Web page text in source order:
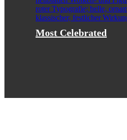
Most Celebrated